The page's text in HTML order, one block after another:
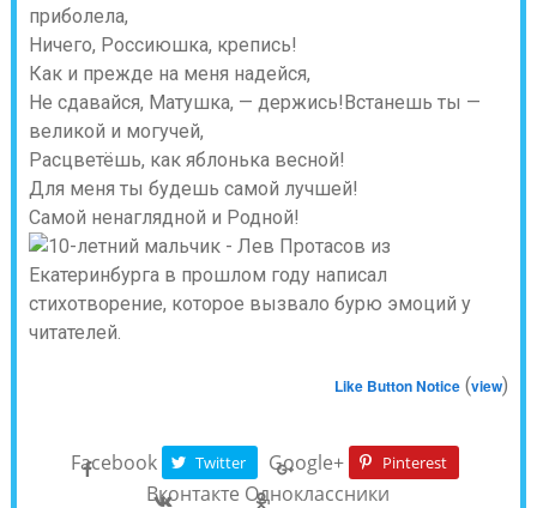
приболела,
Ничего, Россиюшка, крепись!
Как и прежде на меня надейся,
Не сдавайся, Матушка, — держись!Встанешь ты —
великой и могучей,
Расцветёшь, как яблонька весной!
Для меня ты будешь самой лучшей!
Самой ненаглядной и Родной!
Like Button Notice (view)
Facebook Twitter Google+ Pinterest
Вконтакте Одноклассники